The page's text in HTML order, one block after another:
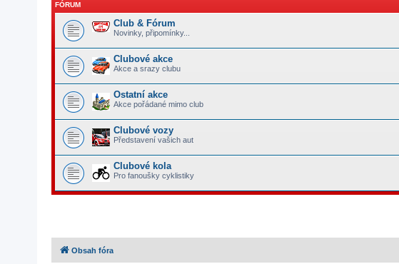
FÓRUM
Club & Fórum
Novinky, připomínky...
Clubové akce
Akce a srazy clubu
Ostatní akce
Akce pořádané mimo club
Clubové vozy
Představení vašich aut
Clubové kola
Pro fanoušky cyklistiky
Obsah fóra